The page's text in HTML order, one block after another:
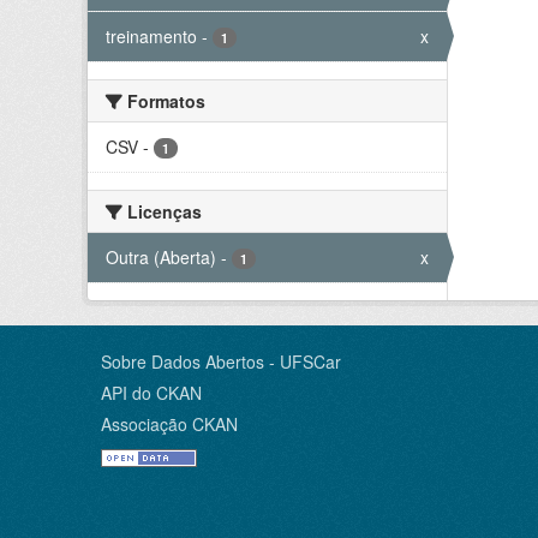
treinamento - 1 x
Formatos
CSV - 1
Licenças
Outra (Aberta) - 1 x
Sobre Dados Abertos - UFSCar
API do CKAN
Associação CKAN